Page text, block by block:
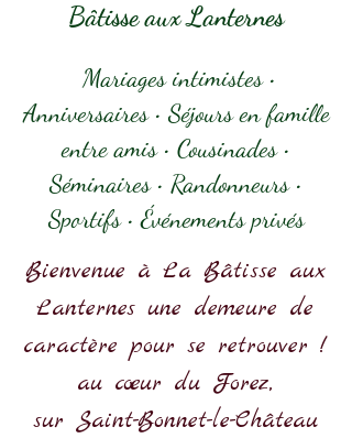
Bâtisse aux Lanternes
Mariages intimistes •
Anniversaires • Séjours en famille
entre amis • Cousinades •
Séminaires • Randonneurs •
Sportifs • Événements privés
Bienvenue à La Bâtisse aux
Lanternes une demeure de
caractère pour se retrouver !
au cœur du Forez,
sur Saint-Bonnet-le-Château